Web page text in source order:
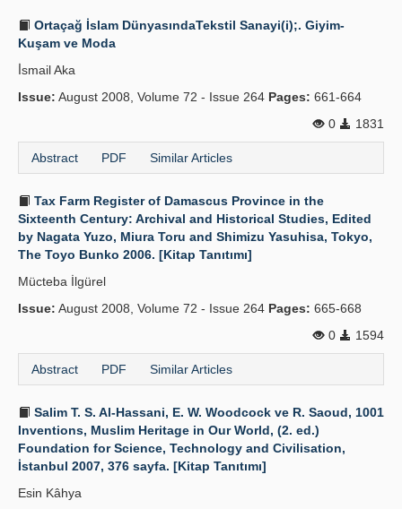
Ortaçağ İslam DünyasındaTekstil Sanayi(i);. Giyim-
Kuşam ve Moda
İ̇smail Aka
Issue: August 2008, Volume 72 - Issue 264 Pages: 661-664
0
1831
Abstract PDF Similar Articles
Tax Farm Register of Damascus Province in the
Sixteenth Century: Archival and Historical Studies, Edited
by Nagata Yuzo, Miura Toru and Shimizu Yasuhisa, Tokyo,
The Toyo Bunko 2006. [Kitap Tanıtımı]
Mücteba İlgürel
Issue: August 2008, Volume 72 - Issue 264 Pages: 665-668
0
1594
Abstract PDF Similar Articles
Salim T. S. Al-Hassani, E. W. Woodcock ve R. Saoud, 1001
Inventions, Muslim Heritage in Our World, (2. ed.)
Foundation for Science, Technology and Civilisation,
İstanbul 2007, 376 sayfa. [Kitap Tanıtımı]
Esin Kâhya